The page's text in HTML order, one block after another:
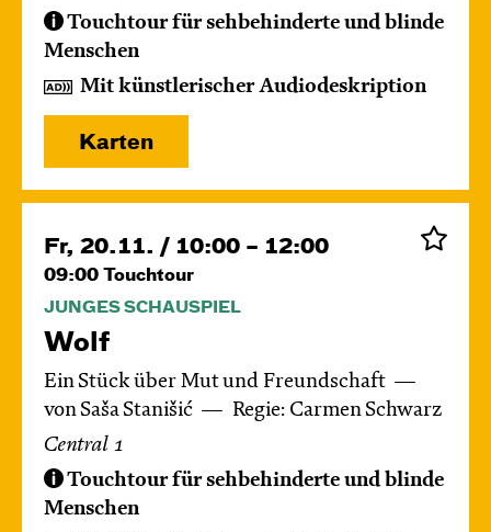
Touchtour für sehbehinderte und blinde
Menschen
Mit künstlerischer Audiodeskription
Karten
Fr, 20.11. / 10:00 – 12:00
09:00 Touchtour
JUNGES SCHAUSPIEL
Wolf
Ein Stück über Mut und Freundschaft
von Saša Stanišić
Regie: Carmen Schwarz
Central 1
Touchtour für sehbehinderte und blinde
Menschen